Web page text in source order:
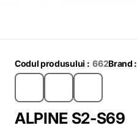
Codul produsului : 662Brand :
ALPINE S2-S69